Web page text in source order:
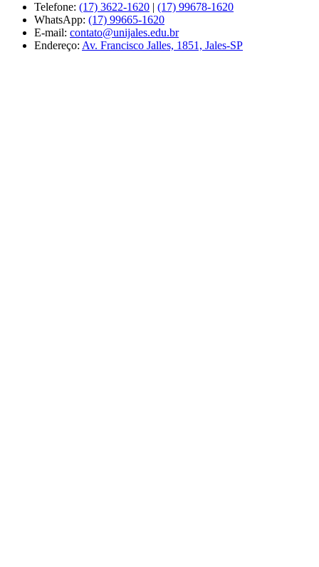
Telefone: (17) 3622-1620 | (17) 99678-1620
WhatsApp: (17) 99665-1620
E-mail: contato@unijales.edu.br
Endereço: Av. Francisco Jalles, 1851, Jales-SP